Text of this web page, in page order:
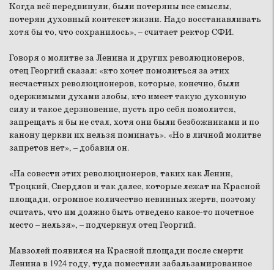
Когда всё передвинули, были потеряны все смыслы,
потерян духовный контекст жизни. Надо восстанавливать
хотя бы то, что сохранилось», – считает ректор СФИ.
Говоря о молитве за Ленина и других революционеров,
отец Георгий сказал: «кто хочет помолиться за этих
несчастных революционеров, которые, конечно, были
одержимыми духами злобы, кто имеет такую духовную
силу и такое дерзновение, пусть про себя помолится,
запрещать я бы не стал, хотя они были безбожниками и по
канону церкви их нельзя поминать». «Но в личной молитве
запретов нет», – добавил он.
«На совести этих революционеров, таких как Ленин,
Троцкий, Свердлов и так далее, которые лежат на Красной
площади, огромное количество невинных жертв, поэтому
считать, что им должно быть отведено какое-то почетное
место – нельзя», – подчеркнул отец Георгий.
Мавзолей появился на Красной площади после смерти
Ленина в 1924 году, туда поместили забальзамированное